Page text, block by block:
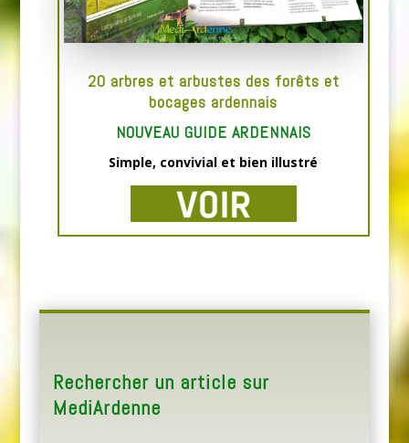
20 arbres et arbustes des forêts et
bocages ardennais
NOUVEAU GUIDE ARDENNAIS
Simple, convivial et bien illustré
Rechercher un article sur
MediArdenne